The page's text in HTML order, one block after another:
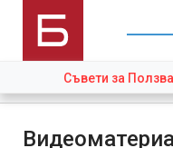
Съвети за